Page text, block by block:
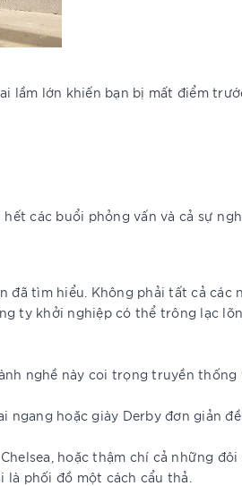
lầm lớn khiến bạn bị mất điểm
các buổi phỏng vấn và cả sự
đã tìm hiểu. Không phải tất cả các
ty khởi nghiệp có thể trông lạc
nghề này coi trọng truyền thống
ngang hoặc giày Derby đơn giản
hoặc thậm chí cả những
phối đồ một cách cẩu thả.